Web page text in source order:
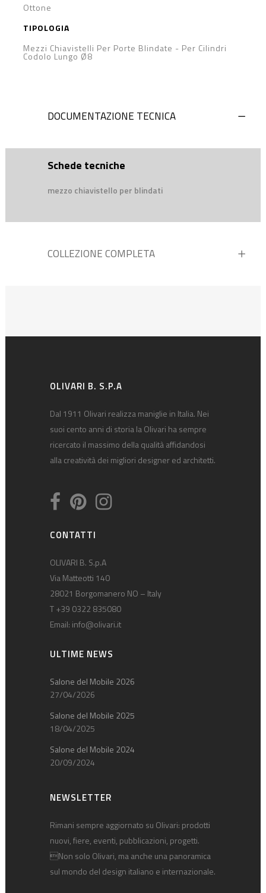
Ottone
TIPOLOGIA
Mezzi Chiavistelli Per Porte Blindate - Per Cilindri
Codolo Lungo Ø8
DOCUMENTAZIONE TECNICA
Schede tecniche
mezzo chiavistello per blindati
COLLEZIONE COMPLETA
OLIVARI B. S.P.A
Dal 1911 Olivari realizza maniglie in Italia. Nei
suoi cento anni di storia la Olivari ha sempre
ricercato il massimo della qualità affidandosi
alla creatività dei migliori designer ed architetti.
CONTATTI
OLIVARI B. S.p.A
Via Matteotti 140
28021 Borgomanero NO – Italy
T +39 0322 835080
Email: info@olivari.it
ULTIME NEWS
Salone del Mobile 2026
27/04/2026
Salone del Mobile 2025
18/04/2025
Salone del Mobile 2024
20/09/2024
NEWSLETTER
Rimani sempre aggiornato su Olivari: prodotti
nuovi, fiere, eventi, pubblicazioni, progetti.
Non solo Olivari, ma anche una panoramica
sul mondo del design italiano e internazionale.